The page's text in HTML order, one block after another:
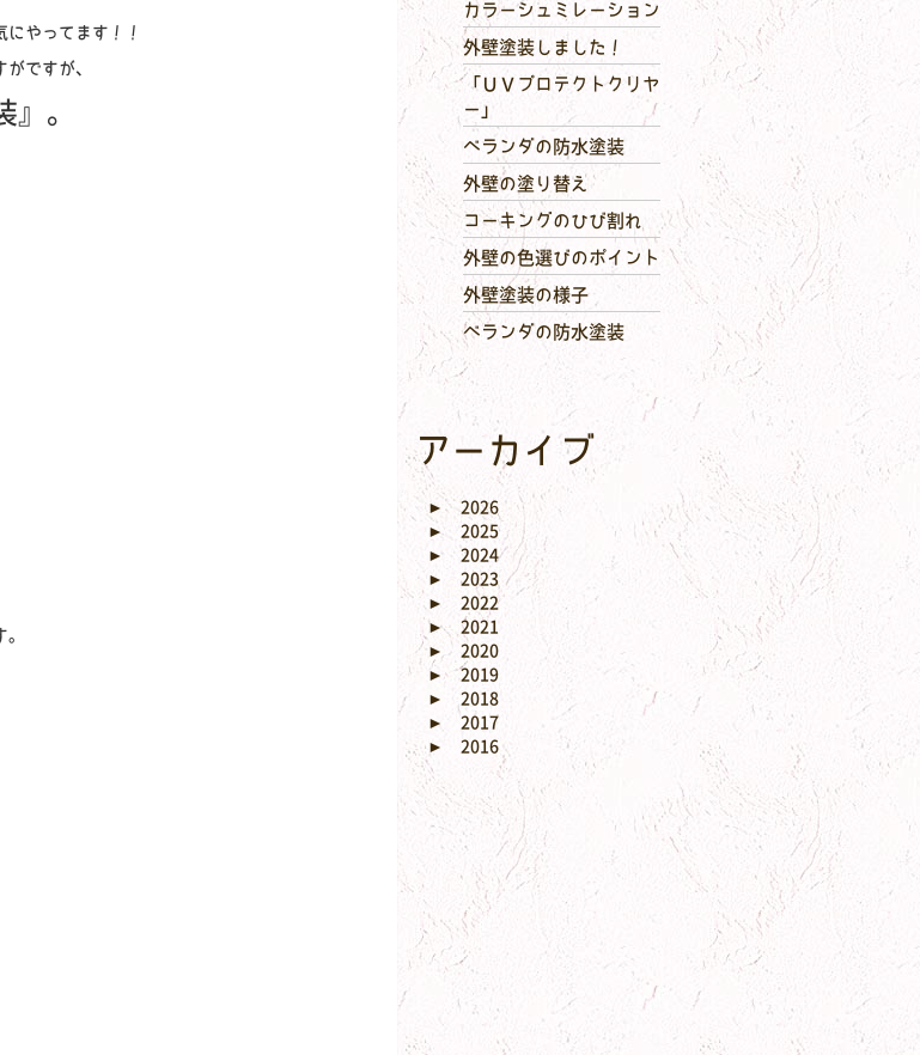
やってます！！
ですが、
』。
カラーシュミレーション
外壁塗装しました！
「ＵＶプロテクトクリヤ
ー」
ベランダの防水塗装
外壁の塗り替え
コーキングのひび割れ
外壁の色選びのポイント
外壁塗装の様子
ベランダの防水塗装
アーカイブ
► 2026
► 2025
►
2024
►
2023
►
2022
►2021
► 2020
► 2019
►
2018
►
2017
►
2016